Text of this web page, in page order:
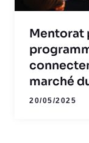
Mentorat
marché
20/05/2025